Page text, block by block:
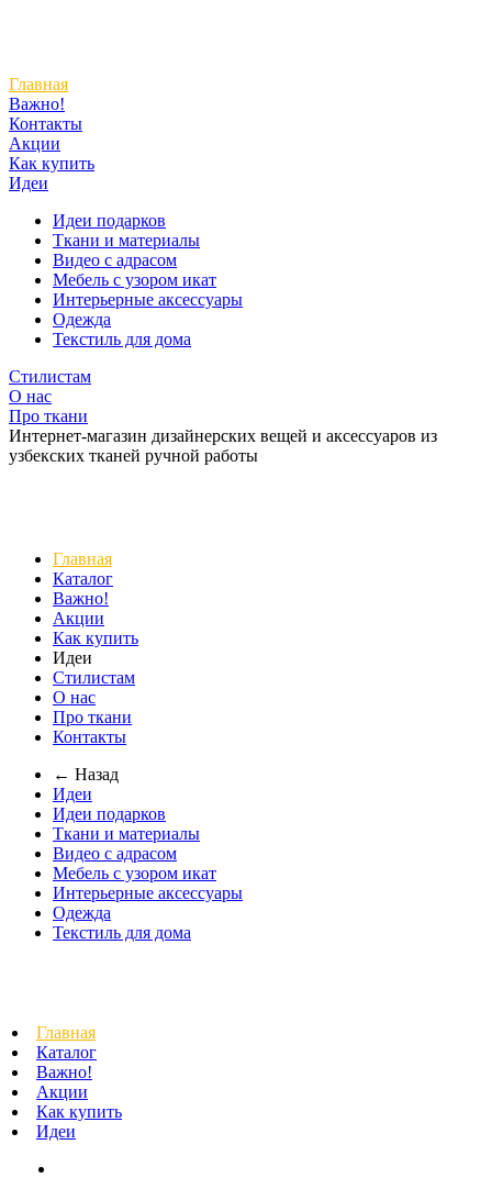
Главная
Важно!
Контакты
Акции
Как купить
Идеи
Идеи подарков
Ткани и материалы
Видео с адрасом
Мебель с узором икат
Интерьерные аксессуары
Одежда
Текстиль для дома
Стилистам
О нас
Про ткани
Интернет-магазин дизайнерских вещей и аксессуаров из
узбекских тканей ручной работы
Главная
Каталог
Важно!
Акции
Как купить
Идеи
Стилистам
О нас
Про ткани
Контакты
← Назад
Идеи
Идеи подарков
Ткани и материалы
Видео с адрасом
Мебель с узором икат
Интерьерные аксессуары
Одежда
Текстиль для дома
Главная
Каталог
Важно!
Акции
Как купить
Идеи